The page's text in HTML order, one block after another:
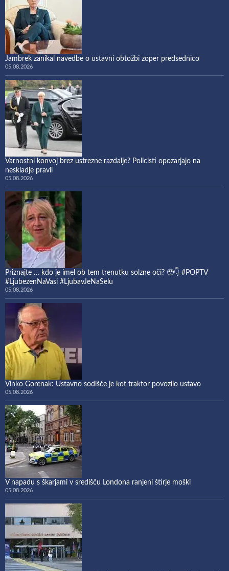
Jambrek zanikal navedbe o ustavni obtožbi zoper predsednico
05.08.2026
Varnostni konvoj brez ustrezne razdalje? Policisti opozarjajo na
neskladje pravil
05.08.2026
Priznajte … kdo je imel ob tem trenutku solzne oči? 🥹👇 #POPTV
#LjubezenNaVasi #LjubavJeNaSelu
05.08.2026
Vinko Gorenak: Ustavno sodišče je kot traktor povozilo ustavo
05.08.2026
V napadu s škarjami v središču Londona ranjeni štirje moški
05.08.2026